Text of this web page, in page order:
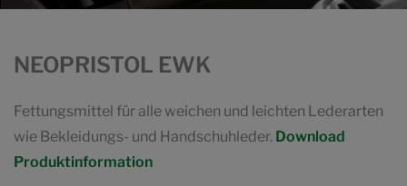
NEOPRISTOL EWK
Fettungsmittel für alle weichen und leichten Lederarten
wie Bekleidungs- und Handschuhleder. Download
Produktinformation